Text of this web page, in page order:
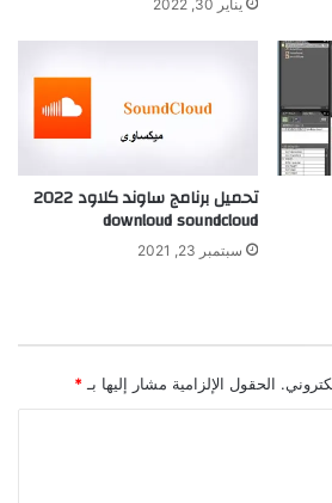
يناير 30, 2022
تحميل برنامج ساوند كلاود 2022
downloud soundcloud
سبتمبر 23, 2021
الحقول الإلزامية مشار إليها بـ *